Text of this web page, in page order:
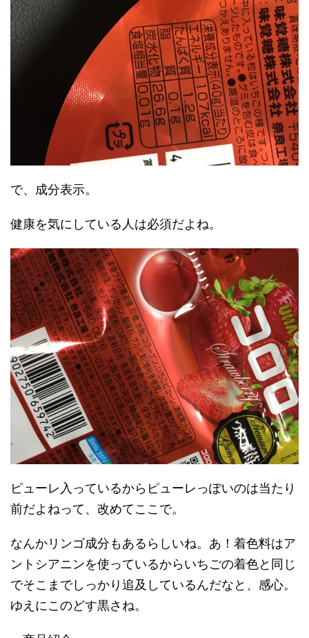
で、成分表示。
健康を気にしている人は必須だよね。
ピューレ入っているからピューレっぽいのは当たり
前だよねって、改めてここで。
なんかリンゴ成分もあるらしいね。あ！着色料はア
ントシアニンを使っているからいちごの着色と同じ
でそこまでしっかり追及しているんだなと、感心。
ゆえにこのどす黒さね。